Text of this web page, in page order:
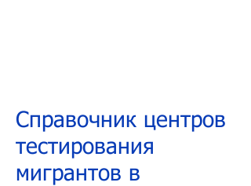
Справочник центров
тестирования
мигрантов в